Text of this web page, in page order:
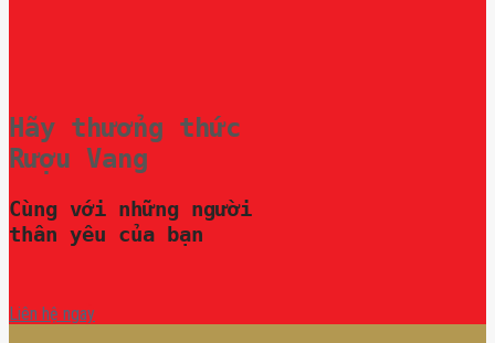
Hãy thưởng thức
Rượu Vang
Cùng với những người
thân yêu của bạn
Liên hệ ngay